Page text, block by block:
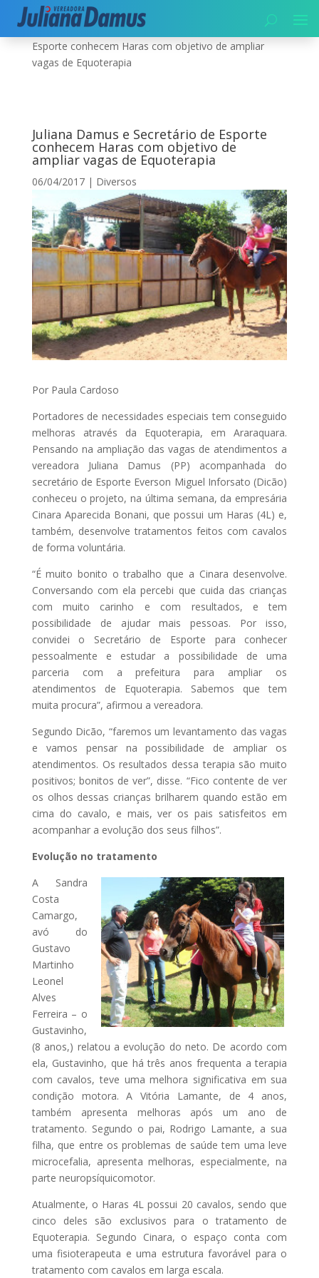
Início|Diversos|Juliana Damus e Secretário de
Esporte conhecem Haras com objetivo de ampliar
vagas de Equoterapia
Juliana Damus e Secretário de Esporte
conhecem Haras com objetivo de
ampliar vagas de Equoterapia
06/04/2017| Diversos
Por Paula Cardoso
Portadores de necessidades especiais tem conseguido
melhoras através da Equoterapia, em Araraquara.
Pensando na ampliação das vagas de atendimentos a
vereadora Juliana Damus (PP) acompanhada do
secretário de Esporte Everson Miguel Inforsato (Dicão)
conheceu o projeto, na última semana, da empresária
Cinara Aparecida Bonani, que possui um Haras (4L) e,
também, desenvolve tratamentos feitos com cavalos
de forma voluntária.
“É muito bonito o trabalho que a Cinara desenvolve.
Conversando com ela percebi que cuida das crianças
com muito carinho e com resultados, e tem
possibilidade de ajudar mais pessoas. Por isso,
convidei o Secretário de Esporte para conhecer
pessoalmente e estudar a possibilidade de uma
parceria com a prefeitura para ampliar os
atendimentos de Equoterapia. Sabemos que tem
muita procura”, afirmou a vereadora.
Segundo Dicão, “faremos um levantamento das vagas
e vamos pensar na possibilidade de ampliar os
atendimentos. Os resultados dessa terapia são muito
positivos; bonitos de ver”, disse. “Fico contente de ver
os olhos dessas crianças brilharem quando estão em
cima do cavalo, e mais, ver os pais satisfeitos em
acompanhar a evolução dos seus filhos”.
Evolução no tratamento
A Sandra
Costa
Camargo,
avó do
Gustavo
Martinho
Leonel
Alves
Ferreira – o
Gustavinho,
(8 anos,) relatou a evolução do neto. De acordo com
ela, Gustavinho, que há três anos frequenta a terapia
com cavalos, teve uma melhora significativa em sua
condição motora. A Vitória Lamante, de 4 anos,
também apresenta melhoras após um ano de
tratamento. Segundo o pai, Rodrigo Lamante, a sua
filha, que entre os problemas de saúde tem uma leve
microcefalia, apresenta melhoras, especialmente, na
parte neuropsíquicomotor.
Atualmente, o Haras 4L possui 20 cavalos, sendo que
cinco deles são exclusivos para o tratamento de
Equoterapia. Segundo Cinara, o espaço conta com
uma fisioterapeuta e uma estrutura favorável para o
tratamento com cavalos em larga escala.